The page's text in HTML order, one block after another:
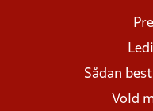
Sådan
Vold